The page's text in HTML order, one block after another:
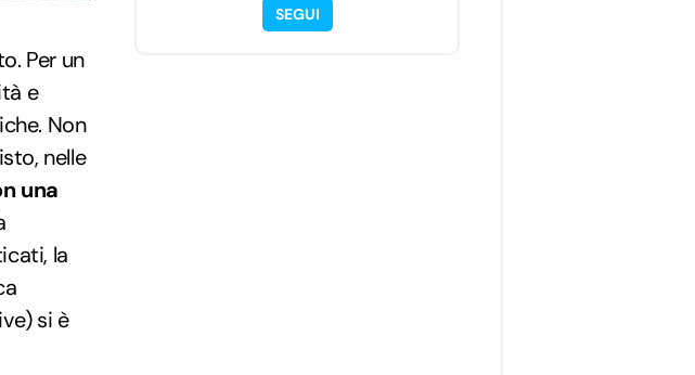
Per un
e
Non
nelle
una
la
si è
SEGUI